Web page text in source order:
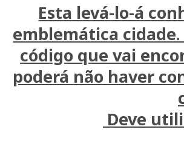
Esta levá-lo-á
emblemática
código que vai
poderá não haver
Deve